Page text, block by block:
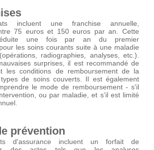
incluent une franchise annuelle,
75 euros et 150 euros par an. Cette
une fois par an du premier
les soins courants suite à une maladie
radiographies, analyses, etc.).
surprises, il est recommandé de
les conditions de remboursement de la
de soins couverts. Il est également
le mode de remboursement - s'il
ou par maladie, et s’il est limité
prévention
d'assurance incluent un forfait de